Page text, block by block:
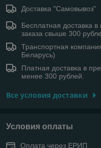
Доставка "Самовывоз"
Бесплатная доставка
заказа свыше 300
Транспортная
Беларусь)
Платная доставка в
менее 300 рублей.
Все условия доставки
Условия оплаты
Оплата через ЕРИП